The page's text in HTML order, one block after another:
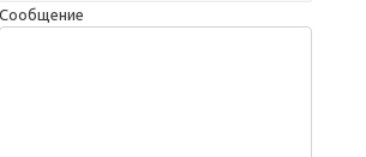
Сообщение